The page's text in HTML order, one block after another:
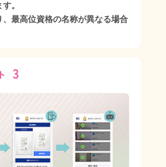
。
最高位資格の名称が異なる場合
3